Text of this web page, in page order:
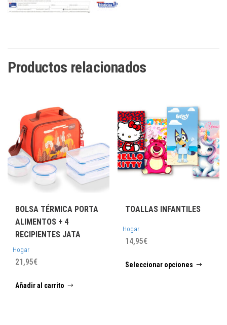
Productos relacionados
BOLSA TÉRMICA PORTA
ALIMENTOS + 4
RECIPIENTES JATA
Hogar
21,95€
Añadir al carrito
TOALLAS INFANTILES
Hogar
14,95€
Seleccionar opciones